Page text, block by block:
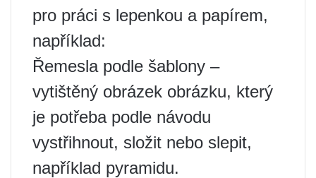
pro práci s lepenkou a papírem,
například:
Řemesla podle šablony –
vytištěný obrázek obrázku, který
je potřeba podle návodu
vystřihnout, složit nebo slepit,
například pyramidu.